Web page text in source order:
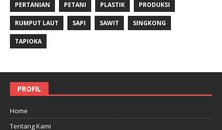
PERTANIAN PETANI PLASTIK PRODUKSI
RUMPUT LAUT SAPI SAWIT SINGKONG
TAPIOKA
PROFIL
Home
Tentang Kami